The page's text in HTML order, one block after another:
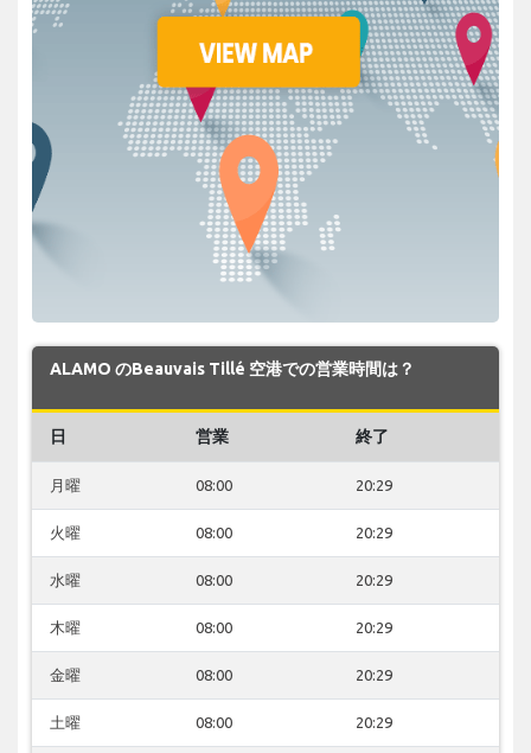
ALAMO のBeauvais Tillé 空港での営業時間は？
日 営業 終了
月曜 08:00 20:29
火曜 08:00 20:29
水曜 08:00 20:29
木曜 08:00 20:29
金曜 08:00 20:29
土曜 08:00 20:29